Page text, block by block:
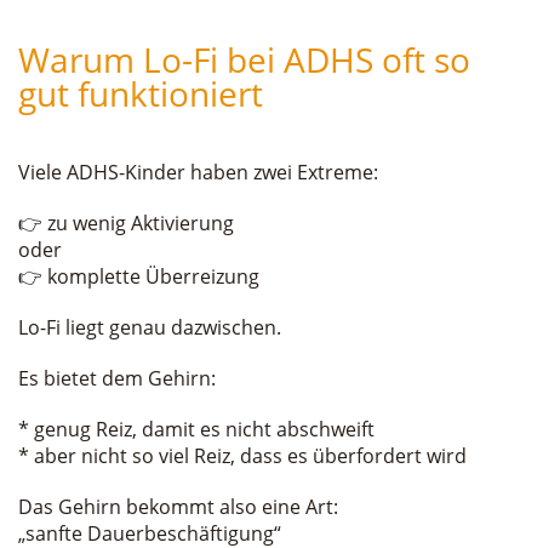
Warum Lo-Fi bei ADHS oft so
gut funktioniert
Viele ADHS-Kinder haben zwei Extreme:
👉 zu wenig Aktivierung
oder
👉 komplette Überreizung
Lo-Fi liegt genau dazwischen.
Es bietet dem Gehirn:
* genug Reiz, damit es nicht abschweift
* aber nicht so viel Reiz, dass es überfordert wird
Das Gehirn bekommt also eine Art:
„sanfte Dauerbeschäftigung“